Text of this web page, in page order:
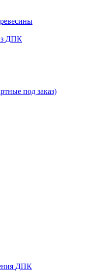
ДПК
под заказ)
ДПК